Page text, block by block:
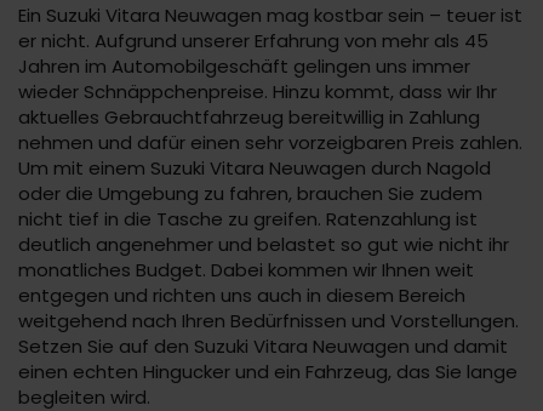
Ein Suzuki Vitara Neuwagen mag kostbar sein – teuer ist
er nicht. Aufgrund unserer Erfahrung von mehr als 45
Jahren im Automobilgeschäft gelingen uns immer
wieder Schnäppchenpreise. Hinzu kommt, dass wir Ihr
aktuelles Gebrauchtfahrzeug bereitwillig in Zahlung
nehmen und dafür einen sehr vorzeigbaren Preis zahlen.
Um mit einem Suzuki Vitara Neuwagen durch Nagold
oder die Umgebung zu fahren, brauchen Sie zudem
nicht tief in die Tasche zu greifen. Ratenzahlung ist
deutlich angenehmer und belastet so gut wie nicht ihr
monatliches Budget. Dabei kommen wir Ihnen weit
entgegen und richten uns auch in diesem Bereich
weitgehend nach Ihren Bedürfnissen und Vorstellungen.
Setzen Sie auf den Suzuki Vitara Neuwagen und damit
einen echten Hingucker und ein Fahrzeug, das Sie lange
begleiten wird.